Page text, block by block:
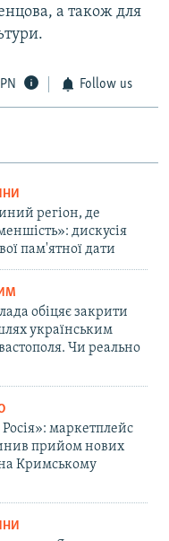
а також для
Follow us
регіон, де
дискусія
пам'ятної дати
обіцяє закрити
українським
Чи реально
маркетплейс
прийом нових
Кримському